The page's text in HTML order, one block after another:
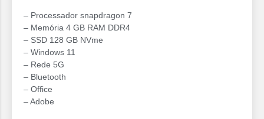
– Processador snapdragon 7
– Memória 4 GB RAM DDR4
– SSD 128 GB NVme
– Windows 11
– Rede 5G
– Bluetooth
– Office
– Adobe